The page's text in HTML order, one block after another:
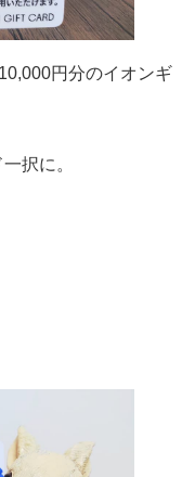
円分のイオンギ
択に。